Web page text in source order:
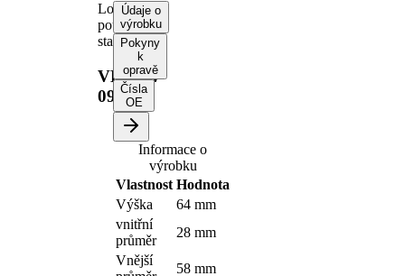
Ložiskové
pouzdro,
stabilizátor
VKDCV
09012
Údaje o
výrobku
Pokyny
k
opravě
Čísla
OE
Informace o
výrobku
Vlastnost Hodnota
Výška
64 mm
vnitřní
průměr
28 mm
Vnější
58 mm